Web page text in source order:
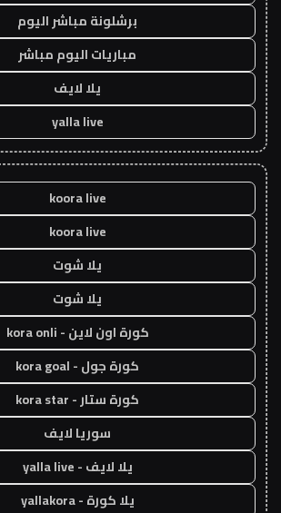
برشلونة مباشر اليوم
مباريات اليوم مباشر
يلا لايف
yalla live
koora live
koora live
يلا شوت
يلا شوت
كورة اون لاين - kora onli
كورة جول - kora goal
كورة ستار - kora star
سوريا لايف
يلا لايف - yalla live
يلا كورة - yallakora